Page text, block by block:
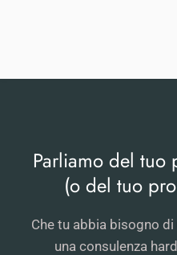
Parliamo del tuo
(o del tuo
Che tu abbia bisogno di
una consulenza